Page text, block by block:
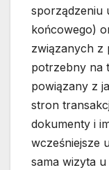
sporządzeniu
końcowego)
związanych z
potrzebny na
powiązany z
stron
dokumenty i
wcześniejsze
sama wizyta